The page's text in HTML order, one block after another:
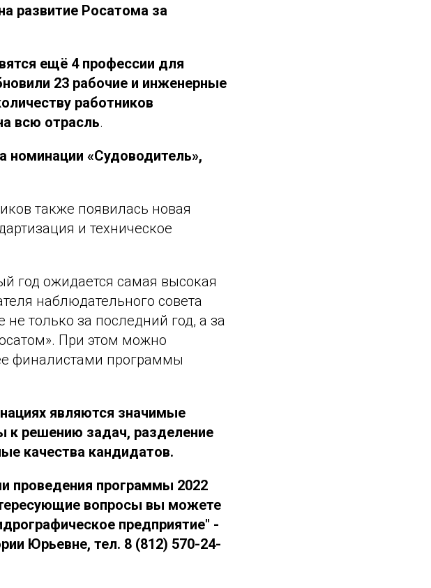
развитие Росатома за
ещё 4 профессии для
23 рабочие и инженерные
работников
всю отрасль.
номинации «Судоводитель»,
также появилась новая
и техническое
год ожидается самая высокая
наблюдательного совета
только за последний год, а за
При этом можно
финалистами программы
являются значимые
к решению задач, разделение
качества кандидатов.
проведения программы 2022
вопросы вы можете
предприятие" -
Юрьевне, тел. 8 (812) 570-24-